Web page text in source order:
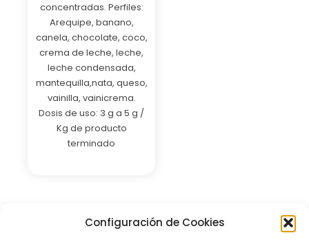
Configuración de Cookies
concentradas. Perfiles:
Arequipe, banano,
canela, chocolate, coco,
crema de leche, leche,
leche condensada,
mantequilla,nata, queso,
vainilla, vainicrema.
Dosis de uso: 3 g a 5 g /
Kg de producto
terminado